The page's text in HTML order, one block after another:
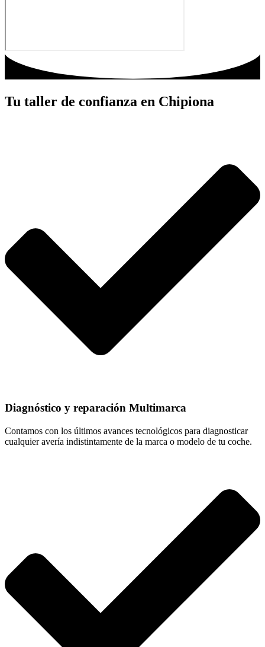
Tu taller de confianza en Chipiona
Diagnóstico y reparación Multimarca
Contamos con los últimos avances tecnológicos para diagnosticar
cualquier avería indistintamente de la marca o modelo de tu coche.